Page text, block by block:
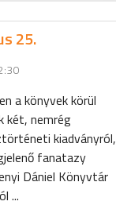
25.
a könyvek körül
két, nemrég
kiadványról,
fanatazy
Dániel Könyvtár
...